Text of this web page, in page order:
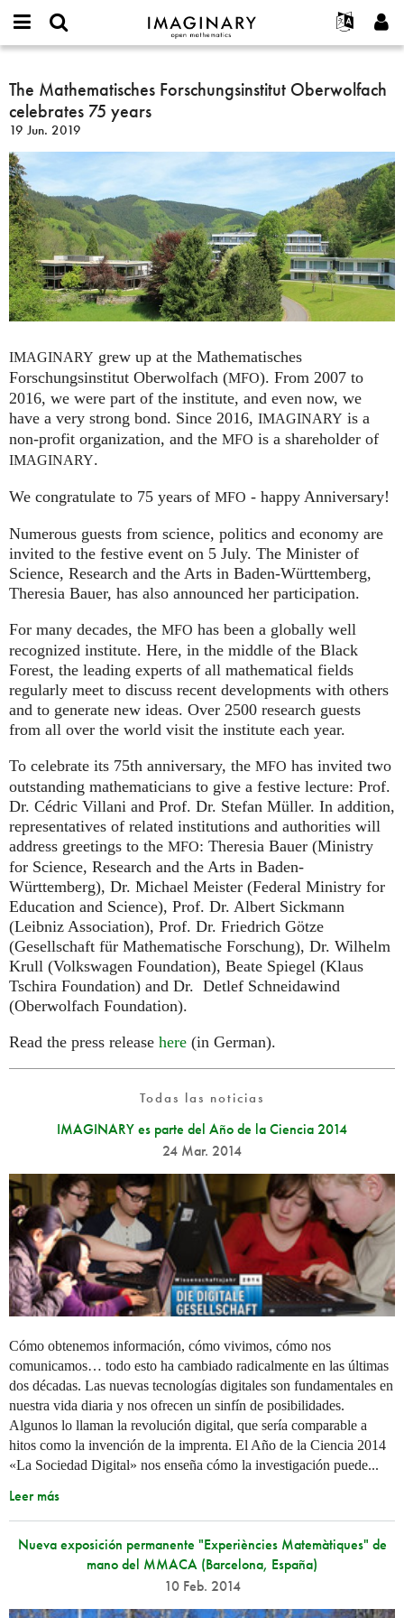
IMAGINARY
open
Français
Español
Programas
Películas
Textos
Exposiciones
Más...
Proyectos
or
username
*
Contraseña
*
Crear nueva cuenta
Solicitar una nueva contraseña
Buscar
The
Mathematisches
Forschungsinstitut
Oberwolfach
celebrates
75
years
The Mathematisches Forschungsinstitut Oberwolfach
celebrates 75 years
19 Jun. 2019
IMAGINARY grew up at the Mathematisches
Forschungsinstitut Oberwolfach (MFO). From 2007 to
2016, we were part of the institute, and even now, we
have a very strong bond. Since 2016, IMAGINARY is a
non-profit organization, and the MFO is a shareholder of
IMAGINARY.
We congratulate to 75 years of MFO - happy Anniversary!
Numerous guests from science, politics and economy are
invited to the festive event on 5 July. The Minister of
Science, Research and the Arts in Baden-Württemberg,
Theresia Bauer, has also announced her participation.
For many decades, the MFO has been a globally well
recognized institute. Here, in the middle of the Black
Forest, the leading experts of all mathematical fields
regularly meet to discuss recent developments with others
and to generate new ideas. Over 2500 research guests
from all over the world visit the institute each year.
To celebrate its 75th anniversary, the MFO has invited two
outstanding mathematicians to give a festive lecture: Prof.
Dr. Cédric Villani and Prof. Dr. Stefan Müller. In addition,
representatives of related institutions and authorities will
address greetings to the MFO: Theresia Bauer (Ministry
for Science, Research and the Arts in Baden-
Württemberg), Dr. Michael Meister (Federal Ministry for
Education and Science), Prof. Dr. Albert Sickmann
(Leibniz Association), Prof. Dr. Friedrich Götze
(Gesellschaft für Mathematische Forschung), Dr. Wilhelm
Krull (Volkswagen Foundation), Beate Spiegel (Klaus
Tschira Foundation) and Dr. Detlef Schneidawind
(Oberwolfach Foundation).
Read the press release here (in German).
Todas las noticias
IMAGINARY es parte del Año de la Ciencia 2014
24 Mar. 2014
Cómo obtenemos información, cómo vivimos, cómo nos
comunicamos… todo esto ha cambiado radicalmente en las últimas
dos décadas. Las nuevas tecnologías digitales son fundamentales en
nuestra vida diaria y nos ofrecen un sinfín de posibilidades.
Algunos lo llaman la revolución digital, que sería comparable a
hitos como la invención de la imprenta. El Año de la Ciencia 2014
«La Sociedad Digital» nos enseña cómo la investigación puede...
Leer más
Nueva exposición permanente "Experiències Matemàtiques" de
mano del MMACA (Barcelona, España)
10 Feb. 2014